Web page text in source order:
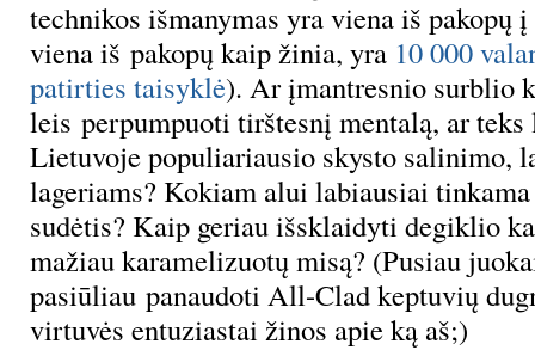
technikos išmanymas yra viena iš pakopų
viena iš pakopų kaip žinia, yra 10 000
patirties taisyklė). Ar įmantresnio surblio
leis perpumpuoti tirštesnį mentalą, ar
Lietuvoje populiariausio skysto salinimo,
lageriams? Kokiam alui labiausiai
sudėtis? Kaip geriau išsklaidyti degiklio
mažiau karamelizuotų misą? (Pusiau
pasiūliau panaudoti All-Clad keptuvių
virtuvės entuziastai žinos apie ką aš;)